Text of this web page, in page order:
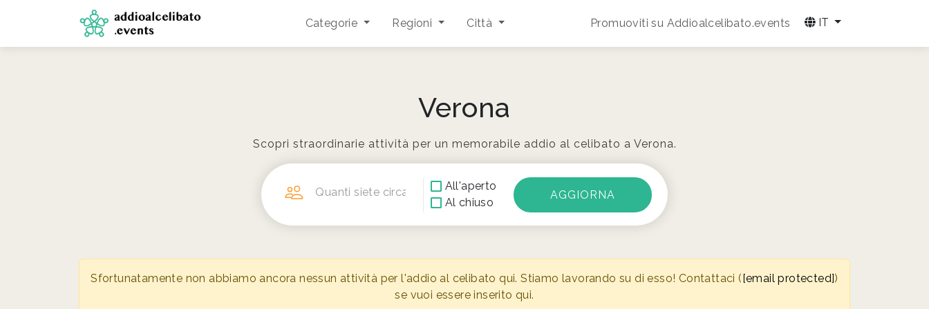
Categorie Regioni Città Promuoviti su Addioalcelibato.events IT
Verona
Scopri straordinarie attività per un memorabile addio al celibato a Verona.
Quanti siete circa?
All'aperto
Al chiuso
Sfortunatamente non abbiamo ancora nessun attività per l'addio al celibato qui. Stiamo lavorando su di esso! Contattaci ([email protected])
se vuoi essere inserito qui.